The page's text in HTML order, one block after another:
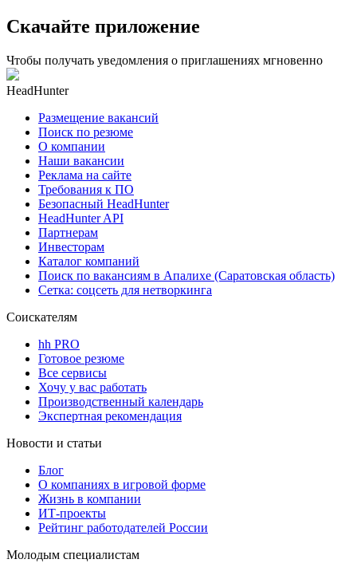
Скачайте приложение
Чтобы получать уведомления о приглашениях мгновенно
HeadHunter
Размещение вакансий
Поиск по резюме
О компании
Наши вакансии
Реклама на сайте
Требования к ПО
Безопасный HeadHunter
HeadHunter API
Партнерам
Инвесторам
Каталог компаний
Поиск по вакансиям в Апалихе (Саратовская область)
Сетка: соцсеть для нетворкинга
Соискателям
hh PRO
Готовое резюме
Все сервисы
Хочу у вас работать
Производственный календарь
Экспертная рекомендация
Новости и статьи
Блог
О компаниях в игровой форме
Жизнь в компании
ИТ-проекты
Рейтинг работодателей России
Молодым специалистам